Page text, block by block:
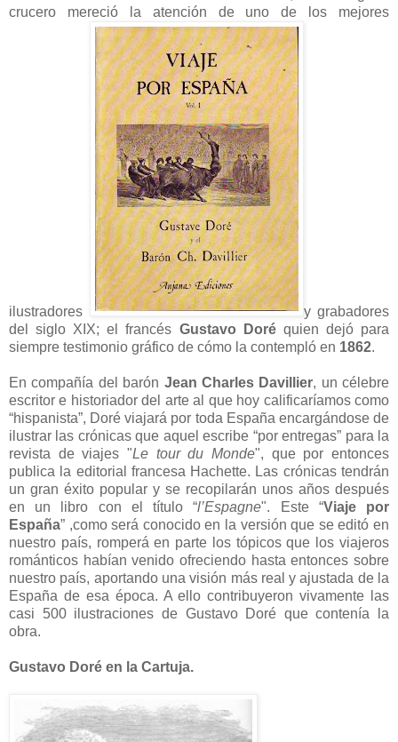
crucero mereció la atención de uno de los mejores
ilustradores
y grabadores
del siglo XIX; el francés Gustavo Doréquien dejó para
siempre testimonio gráfico de cómo la contempló en 1862.
En compañía del barón Jean Charles Davillier, un célebre
escritor e historiador del arte al que hoy calificaríamos como
“hispanista”, Doré viajará por toda España encargándose de
ilustrar las crónicas que aquel escribe “por entregas” para la
revista de viajes "Le tour du Monde", que por entonces
publica la editorial francesa Hachette. Las crónicas tendrán
un gran éxito popular y se recopilarán unos años después
en un libro con el título “l’Espagne". Este “Viaje por
España” ,como será conocido en la versión que se editó en
nuestro país, romperá en parte los tópicos que los viajeros
románticos habían venido ofreciendo hasta entonces sobre
nuestro país, aportando una visión más real y ajustada de la
España de esa época. A ello contribuyeron vivamente las
casi 500 ilustraciones de Gustavo Doré que contenía la
obra.
Gustavo Doré en la Cartuja.